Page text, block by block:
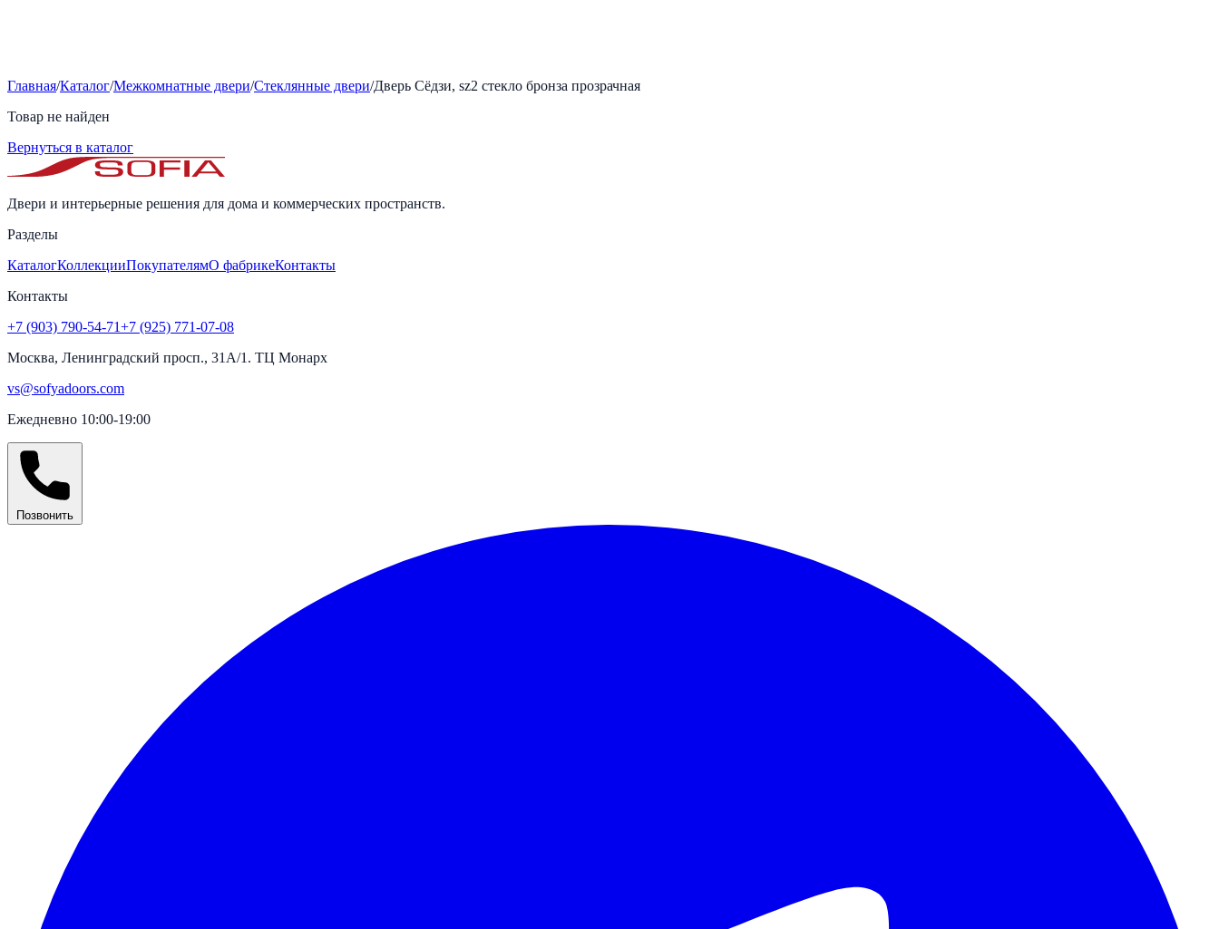
Главная/Каталог/Межкомнатные двери/Стеклянные двери/Дверь Сёдзи, sz2 стекло бронза прозрачная
Товар не найден
Вернуться в каталог
Двери и интерьерные решения для дома и коммерческих пространств.
Разделы
КаталогКоллекцииПокупателямО фабрикеКонтакты
Контакты
+7 (903) 790-54-71+7 (925) 771-07-08
Москва, Ленинградский просп., 31А/1. ТЦ Монарх
vs@sofyadoors.com
Ежедневно 10:00-19:00
Позвонить